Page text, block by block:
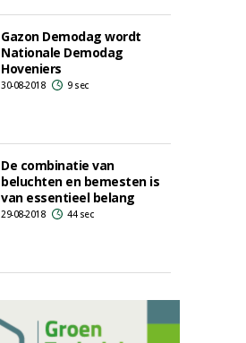
Gazon Demodag wordt
Nationale Demodag
Hoveniers
30-08-2018 9 sec
De combinatie van
beluchten en bemesten is
van essentieel belang
29-08-2018 44 sec